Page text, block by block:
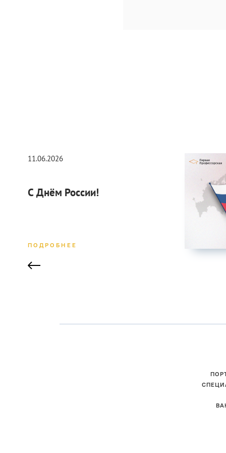
11.06.2026
С Днём России!
ПОДРОБНЕЕ